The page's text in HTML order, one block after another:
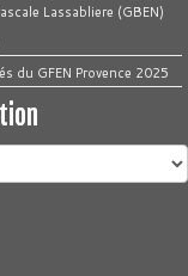
Lassabliere (GBEN)
du GFEN Provence 2025